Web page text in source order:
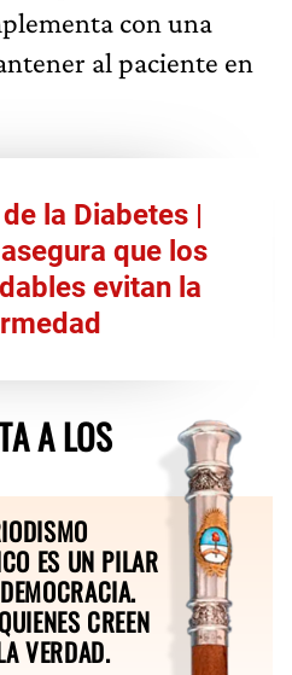
con una
al paciente en
la Diabetes |
que los
evitan la
A LOS
ES UN PILAR
CREEN
VERDAD.